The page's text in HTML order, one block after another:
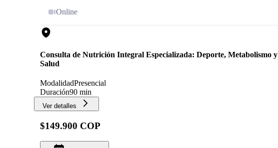
Online
Consulta de Nutrición Integral Especializada: Deporte, Metabolismo y
Salud
ModalidadPresencial
Duración90 min
Ver detalles
$149.900 COP